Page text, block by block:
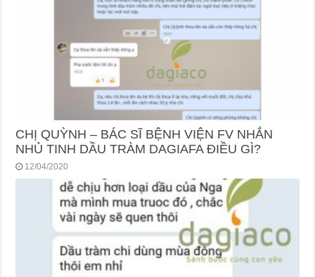
CHỊ QUỲNH – BÁC SĨ BỆNH VIỆN FV NHẮN
NHỦ TINH DẦU TRÀM DAGIAFA ĐIỀU GÌ?
12/04/2020